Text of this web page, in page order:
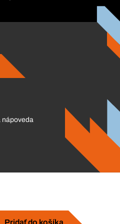
Pridať do košíka
nápoveda